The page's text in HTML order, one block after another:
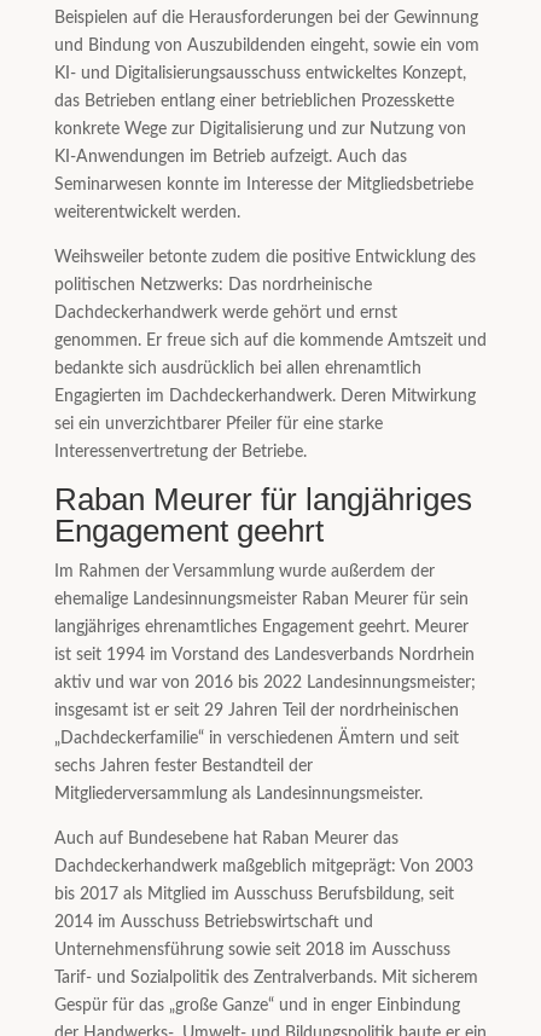
Beispielen auf die Herausforderungen bei der Gewinnung
und Bindung von Auszubildenden eingeht, sowie ein vom
KI- und Digitalisierungsausschuss entwickeltes Konzept,
das Betrieben entlang einer betrieblichen Prozesskette
konkrete Wege zur Digitalisierung und zur Nutzung von
KI-Anwendungen im Betrieb aufzeigt. Auch das
Seminarwesen konnte im Interesse der Mitgliedsbetriebe
weiterentwickelt werden.
Weihsweiler betonte zudem die positive Entwicklung des
politischen Netzwerks: Das nordrheinische
Dachdeckerhandwerk werde gehört und ernst
genommen. Er freue sich auf die kommende Amtszeit und
bedankte sich ausdrücklich bei allen ehrenamtlich
Engagierten im Dachdeckerhandwerk. Deren Mitwirkung
sei ein unverzichtbarer Pfeiler für eine starke
Interessenvertretung der Betriebe.
Raban Meurer für langjähriges
Engagement geehrt
Im Rahmen der Versammlung wurde außerdem der
ehemalige Landesinnungsmeister Raban Meurer für sein
langjähriges ehrenamtliches Engagement geehrt. Meurer
ist seit 1994 im Vorstand des Landesverbands Nordrhein
aktiv und war von 2016 bis 2022 Landesinnungsmeister;
insgesamt ist er seit 29 Jahren Teil der nordrheinischen
„Dachdeckerfamilie“ in verschiedenen Ämtern und seit
sechs Jahren fester Bestandteil der
Mitgliederversammlung als Landesinnungsmeister.
Auch auf Bundesebene hat Raban Meurer das
Dachdeckerhandwerk maßgeblich mitgeprägt: Von 2003
bis 2017 als Mitglied im Ausschuss Berufsbildung, seit
2014 im Ausschuss Betriebswirtschaft und
Unternehmensführung sowie seit 2018 im Ausschuss
Tarif- und Sozialpolitik des Zentralverbands. Mit sicherem
Gespür für das „große Ganze“ und in enger Einbindung